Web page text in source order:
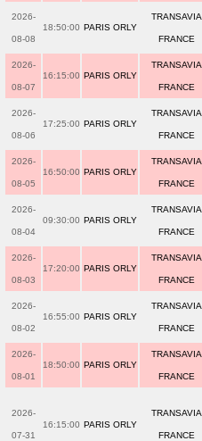
2026-
08-08
18:50:00 PARIS ORLY
TRANSAVIA
FRANCE
2026-
08-07
16:15:00 PARIS ORLY
TRANSAVIA
FRANCE
2026-
08-06
17:25:00 PARIS ORLY
TRANSAVIA
FRANCE
2026-
08-05
16:50:00 PARIS ORLY
TRANSAVIA
FRANCE
2026-
08-04
09:30:00 PARIS ORLY
TRANSAVIA
FRANCE
2026-
08-03
17:20:00 PARIS ORLY
TRANSAVIA
FRANCE
2026-
08-02
16:55:00 PARIS ORLY
TRANSAVIA
FRANCE
2026-
08-01
18:50:00 PARIS ORLY
TRANSAVIA
FRANCE
2026-
07-31
16:15:00 PARIS ORLY
TRANSAVIA
FRANCE